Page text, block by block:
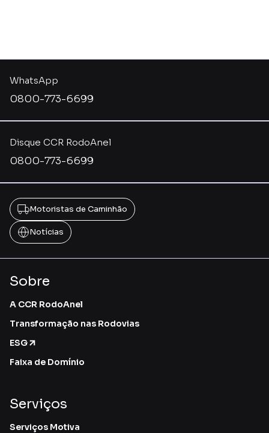
Disque CCR RodoAnel
0800-773-6699
WhatsApp
0800-773-6699
Motoristas de Caminhão
Notícias
Sobre
A CCR RodoAnel
Transformação nas Rodovias
ESG
Faixa de Domínio
Serviços
Serviços Motiva